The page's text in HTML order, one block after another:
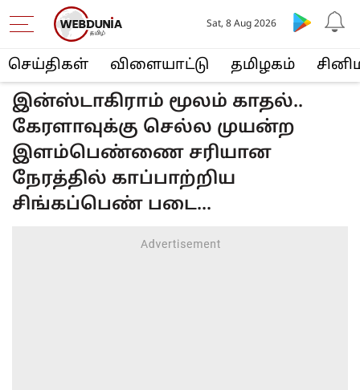
செய்திகள் விளையா‌ட்டு த‌மிழக‌ம்
Sat, 8 Aug 2026
இன்ஸ்டாகிராம் மூலம் காதல்..
கேரளாவுக்கு செல்ல முயன்ற
இளம்பெண்ணை சரியான
நேரத்தில் காப்பாற்றிய
சிங்கப்பெண் படை...